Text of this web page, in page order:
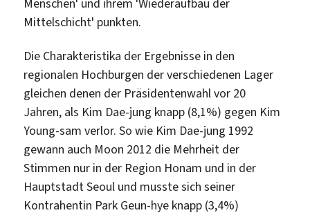
Mittelschichtˈ punkten.
Die Charakteristika der Ergebnisse in den
regionalen Hochburgen der verschiedenen Lager
gleichen denen der Präsidentenwahl vor 20
Jahren, als Kim Dae-jung knapp (8,1%) gegen Kim
Young-sam verlor. So wie Kim Dae-jung 1992
gewann auch Moon 2012 die Mehrheit der
Stimmen nur in der Region Honam und in der
Hauptstadt Seoul und musste sich seiner
Kontrahentin Park Geun-hye knapp (3,4%)